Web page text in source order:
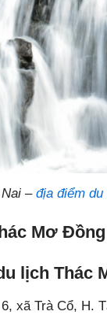
– địa điểm
Mơ
lịch Thác
xã Trà Cổ, H.